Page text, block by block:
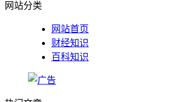
网站分类
网站首页
财经知识
百科知识